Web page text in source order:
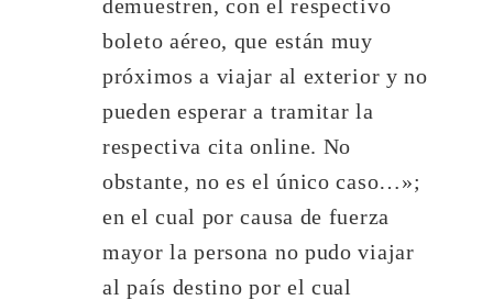
demuestren, con el respectivo
boleto aéreo, que están muy
próximos a viajar al exterior y no
pueden esperar a tramitar la
respectiva cita online. No
obstante, no es el único caso…»;
en el cual por causa de fuerza
mayor la persona no pudo viajar
al país destino por el cual